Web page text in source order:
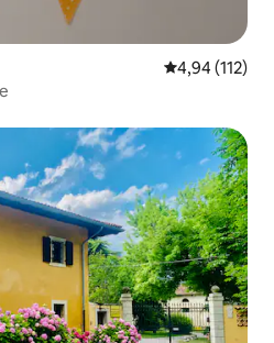
Gemiddelde
4,94 (112)